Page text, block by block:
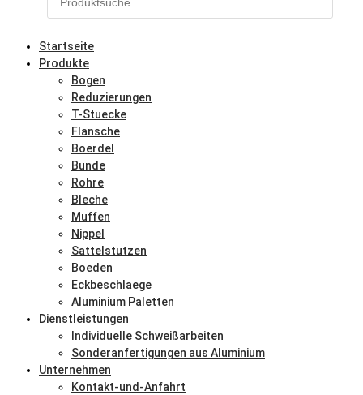
Startseite
Produkte
Bogen
Reduzierungen
T-Stuecke
Flansche
Boerdel
Bunde
Rohre
Bleche
Muffen
Nippel
Sattelstutzen
Boeden
Eckbeschlaege
Aluminium Paletten
Dienstleistungen
Individuelle Schweißarbeiten
Sonderanfertigungen aus Aluminium
Unternehmen
Kontakt-und-Anfahrt